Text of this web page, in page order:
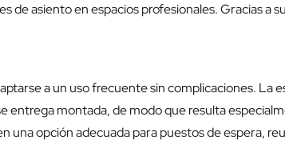
asiento en espacios profesionales. Gracias a
a un uso frecuente sin complicaciones.
entrega montada, de modo que resulta
una opción adecuada para puestos de espera,